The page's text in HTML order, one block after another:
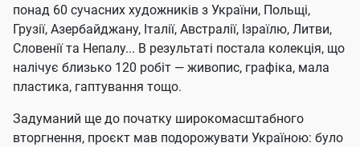
понад 60 сучасних художників з України, Польщі,
Грузії, Азербайджану, Італії, Австралії, Ізраїлю, Литви,
Словенії та Непалу... В результаті постала колекція, що
налічує близько 120 робіт — живопис, графіка, мала
пластика, гаптування тощо.
Задуманий ще до початку широкомасштабного
вторгнення, проєкт мав подорожувати Україною: було